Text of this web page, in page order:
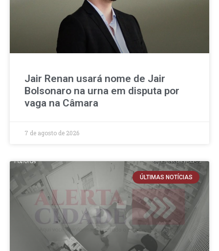
Jair Renan usará nome de Jair
Bolsonaro na urna em disputa por
vaga na Câmara
7 de agosto de 2026
ÚLTIMAS NOTÍCIAS